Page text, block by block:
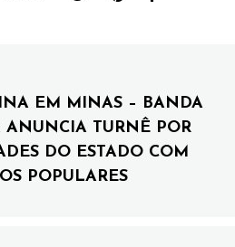
EM MINAS – BANDA
ANUNCIA TURNÊ POR
DO ESTADO COM
POPULARES